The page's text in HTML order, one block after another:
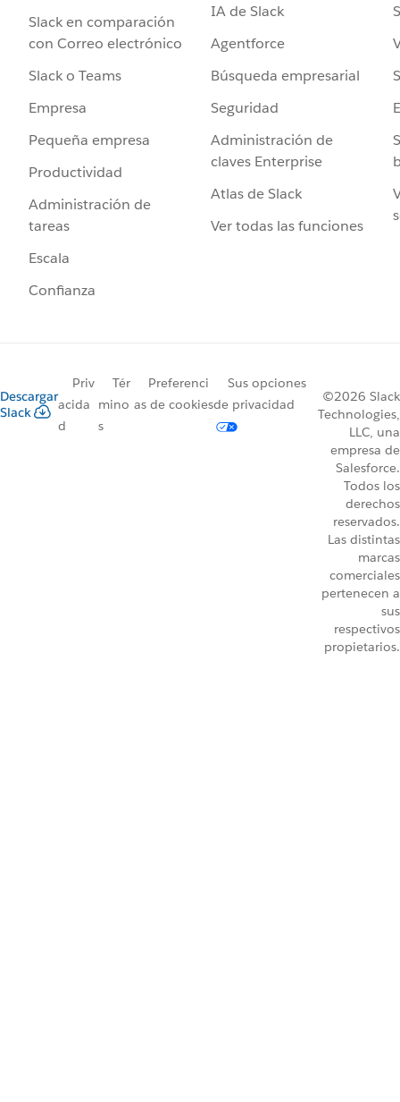
Slack en comparación
con Correo electrónico
Slack o Teams
Empresa
Pequeña empresa
Productividad
Administración de
tareas
Escala
Confianza
IA de Slack
Agentforce
Búsqueda empresarial
Seguridad
Administración de
claves Enterprise
Atlas de Slack
Ver todas las funciones
Descargar
Slack
Priv
acida
d
Tér
mino
s
Preferenci
as de cookies
Sus opciones
de privacidad
©2026 Slack
Technologies,
LLC, una
empresa de
Salesforce.
Todos los
derechos
reservados.
Las distintas
marcas
comerciales
pertenecen a
sus
respectivos
propietarios.